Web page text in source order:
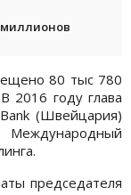
миллионов
80 тыс 780
2016 году глава
(Швейцария)
председателя